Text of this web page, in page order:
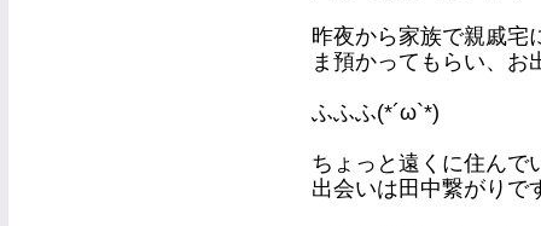
昨夜から家族で親戚宅
ま預かってもらい、お
ふふふ(*´ω`*)
ちょっと遠くに住んで
出会いは田中繋がりで